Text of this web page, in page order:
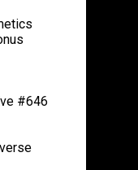
#646